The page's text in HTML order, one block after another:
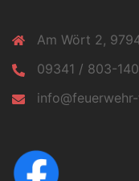
Am Wört 2,
09341 / 803-